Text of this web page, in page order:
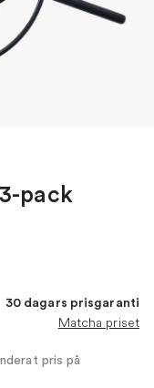
pack
30 dagars prisgaranti
Matcha priset
pris på